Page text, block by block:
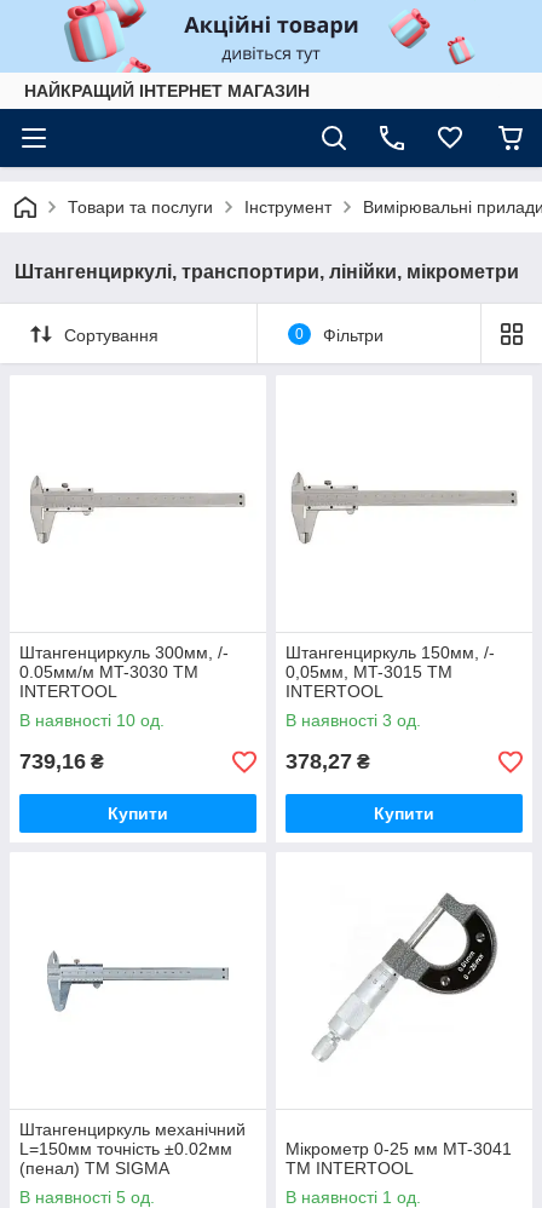
НАЙКРАЩИЙ ІНТЕРНЕТ МАГАЗИН
Товари та послуги Інструмент Вимірювальні
Штангенциркулі, транспортири, лінійки, мікрометри
Сортування 0 Фільтри
Штангенциркуль 300мм, /-
0.05мм/м MT-3030 ТМ
INTERTOOL
В наявності 10 од.
739,16 ₴
Купити
Штангенциркуль 150мм, /-
0,05мм, MT-3015 ТМ
INTERTOOL
В наявності 3 од.
378,27 ₴
Купити
Штангенциркуль механічний
L=150мм точність ±0.02мм
(пенал) ТМ SIGMA
В наявності 5 од.
Мікрометр 0-25 мм MT-3041
ТМ INTERTOOL
В наявності 1 од.